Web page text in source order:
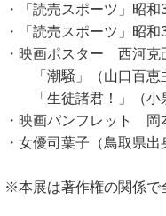
・「読売スポーツ」昭
・「読売スポーツ」昭
・映画ポスター 西河克
「潮騒」（山口百恵
「生徒諸君！」（小
・映画パンフレット 岡
・女優司葉子 （鳥取県出
※本展は著作権の関係で